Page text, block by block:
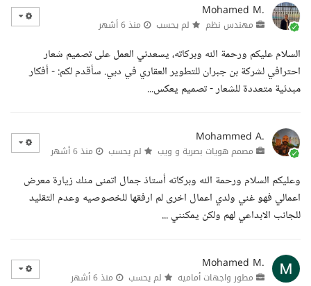
Mohamed M.
مهندس نظم لم يحسب منذ 6 أشهر
السلام عليكم ورحمة الله وبركاته، يسعدني العمل على تصميم شعار
احترافي لشركة بن جبران للتطوير العقاري في دبي. سأقدم لكم: - أفكار
مبدئية متعددة للشعار - تصميم يعكس...
Mohammed A.
مصمم هويات بصرية و ويب لم يحسب منذ 6 أشهر
وعليكم السلام ورحمة الله وبركاته أستاذ جمال اتمنى منك زيارة معرض
اعمالي فهو غني ولدي اعمال اخرى لم ارفقها للخصوصيه وعدم التقليد
للجانب الابداعي لهم ولكن يمكنني ...
Mohamed M.
مطور واجهات أماميه لم يحسب منذ 6 أشهر